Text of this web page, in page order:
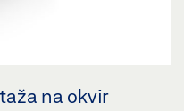
na okvir